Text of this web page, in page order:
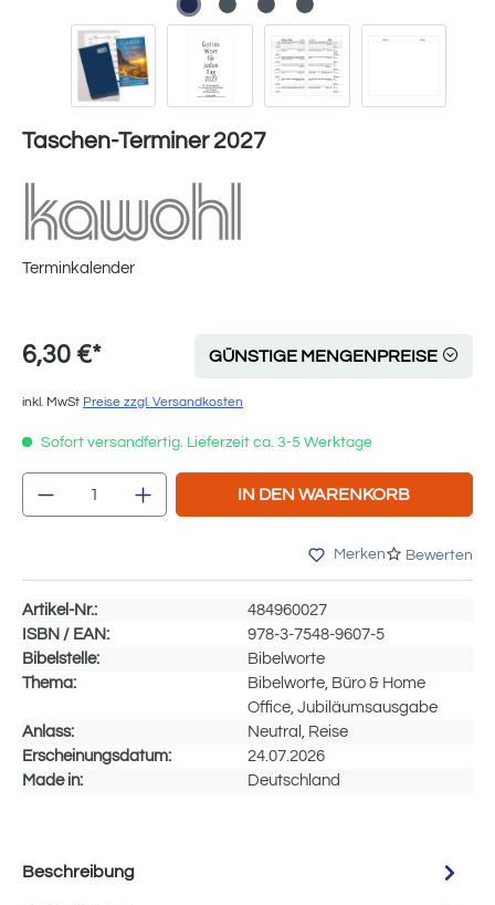
Taschen-Terminer 2027
Terminkalender
6,30 €* GÜNSTIGE MENGENPREISE
inkl. MwSt Preise zzgl. Versandkosten
Sofort versandfertig. Lieferzeit ca. 3-5 Werktage
Produkt Anzahl: Gib den gewünschten
IN DEN WARENKORB
Merken Bewerten
Artikel-Nr.:
484960027
ISBN / EAN:
978-3-7548-9607-5
Bibelstelle:
Bibelworte
Thema:
Bibelworte, Büro & Home
Office, Jubiläumsausgabe
Anlass:
Neutral, Reise
Erscheinungsdatum:
24.07.2026
Made in:
Deutschland
Beschreibung